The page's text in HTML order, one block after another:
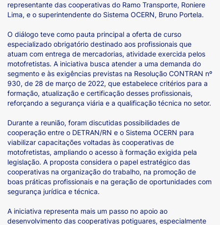
representante das cooperativas do Ramo Transporte, Roniere
Lima, e o superintendente do Sistema OCERN, Bruno Portela.
O diálogo teve como pauta principal a oferta de curso
especializado obrigatório destinado aos profissionais que
atuam com entrega de mercadorias, atividade exercida pelos
motofretistas. A iniciativa busca atender a uma demanda do
segmento e às exigências previstas na Resolução CONTRAN nº
930, de 28 de março de 2022, que estabelece critérios para a
formação, atualização e certificação desses profissionais,
reforçando a segurança viária e a qualificação técnica no setor.
Durante a reunião, foram discutidas possibilidades de
cooperação entre o DETRAN/RN e o Sistema OCERN para
viabilizar capacitações voltadas às cooperativas de
motofretistas, ampliando o acesso à formação exigida pela
legislação. A proposta considera o papel estratégico das
cooperativas na organização do trabalho, na promoção de
boas práticas profissionais e na geração de oportunidades com
segurança jurídica e técnica.
A iniciativa representa mais um passo no apoio ao
desenvolvimento das cooperativas potiguares, especialmente